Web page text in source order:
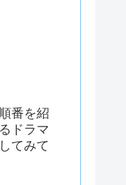
番を紹
ドラマ
てみて